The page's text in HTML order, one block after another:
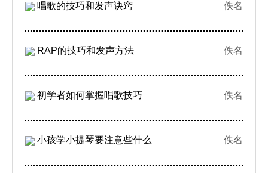
唱歌的技巧和发声诀窍 佚名
RAP的技巧和发声方法 佚名
初学者如何掌握唱歌技巧 佚名
小孩学小提琴要注意些什么 佚名